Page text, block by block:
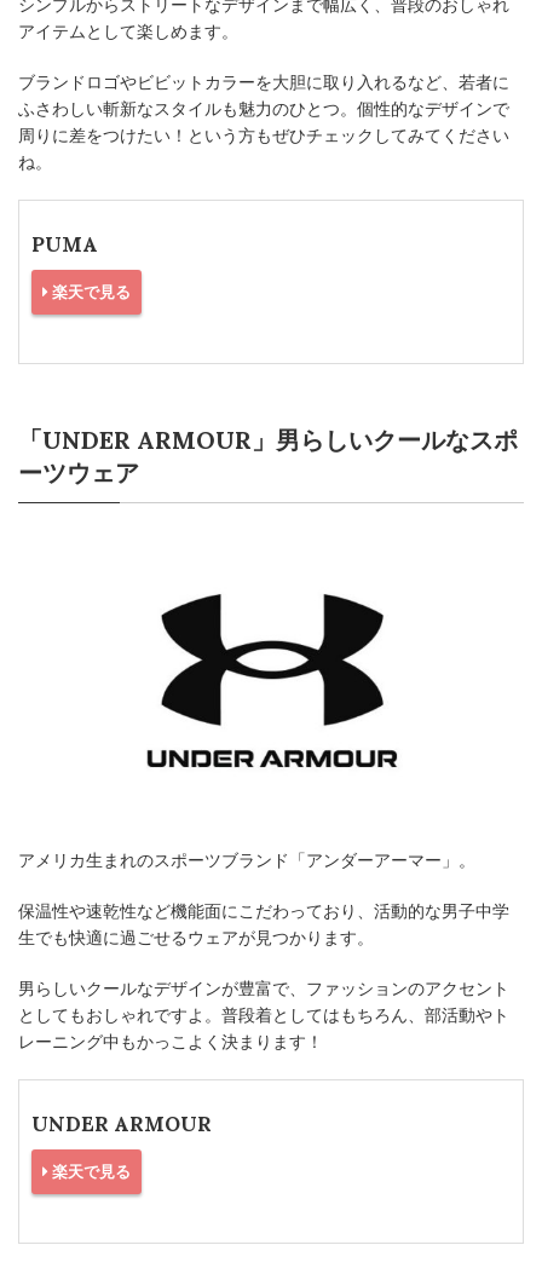
シンプルからストリートなデザインまで幅広く、普段のおしゃれ
アイテムとして楽しめます。
ブランドロゴやビビットカラーを大胆に取り入れるなど、若者に
ふさわしい斬新なスタイルも魅力のひとつ。個性的なデザインで
周りに差をつけたい！という方もぜひチェックしてみてください
ね。
PUMA
楽天で見る
「UNDER ARMOUR」男らしいクールなスポ
ーツウェア
アメリカ生まれのスポーツブランド「アンダーアーマー」。
保温性や速乾性など機能面にこだわっており、活動的な男子中学
生でも快適に過ごせるウェアが見つかります。
男らしいクールなデザインが豊富で、ファッションのアクセント
としてもおしゃれですよ。普段着としてはもちろん、部活動やト
レーニング中もかっこよく決まります！
UNDER ARMOUR
楽天で見る